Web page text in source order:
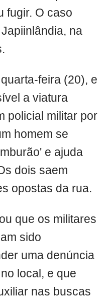
fugir. O caso
na
feira (20), e
a viatura
policial militar por
homem se
e ajuda
dois saem
opostas da rua.
que os militares
sido
uma denúncia
local, e que
nas buscas